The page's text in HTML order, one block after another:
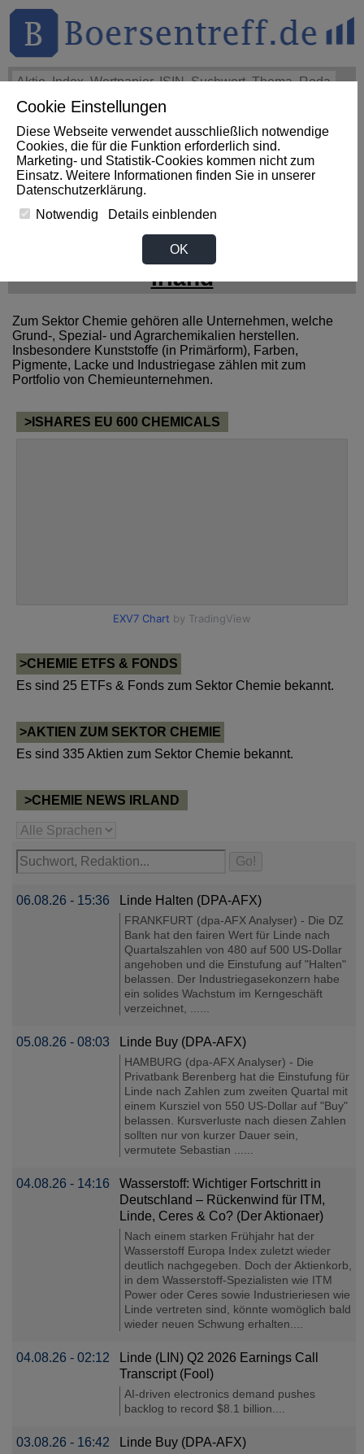
Cookie Einstellungen
Diese Webseite verwendet ausschließlich notwendige
Cookies, die für die Funktion erforderlich sind.
Marketing- und Statistik-Cookies kommen nicht zum
Einsatz. Weitere Informationen finden Sie in unserer
Datenschutzerklärung.
Notwendig
Details einblenden
OK
THEMEN HOT-STOCKS
Impact News +++ First Phosphate Corp.: First Phosphate
Announces Uplisting of American Depositary Receipt (ADR)
to Nasdaq... (Newsfile) +++ FIRST PHOSPHATE Aktie
+4,02%
News zum Sektor Chemie aus
Irland
Zum Sektor Chemie gehören alle Unternehmen, welche
Grund-, Spezial- und Agrarchemikalien herstellen.
Insbesondere Kunststoffe (in Primärform), Farben,
Pigmente, Lacke und Industriegase zählen mit zum
Portfolio von Chemieunternehmen.
>ISHARES EU 600 CHEMICALS
>CHEMIE ETFS & FONDS
Es sind 25 ETFs & Fonds zum Sektor Chemie bekannt.
>AKTIEN ZUM SEKTOR CHEMIE
Es sind 335 Aktien zum Sektor Chemie bekannt.
>CHEMIE NEWS IRLAND
06.08.26 - 15:36 Linde Halten (DPA-AFX)
FRANKFURT (dpa-AFX Analyser) - Die DZ
Bank hat den fairen Wert für Linde nach
Quartalszahlen von 480 auf 500 US-Dollar
angehoben und die Einstufung auf "Halten"
belassen. Der Industriegasekonzern habe
ein solides Wachstum im Kerngeschäft
verzeichnet, ......
05.08.26 - 08:03 Linde Buy (DPA-AFX)
HAMBURG (dpa-AFX Analyser) - Die
Privatbank Berenberg hat die Einstufung für
Linde nach Zahlen zum zweiten Quartal mit
einem Kursziel von 550 US-Dollar auf "Buy"
belassen. Kursverluste nach diesen Zahlen
sollten nur von kurzer Dauer sein,
vermutete Sebastian ......
04.08.26 - 14:16
Wasserstoff: Wichtiger Fortschritt in
Deutschland – Rückenwind für ITM,
Linde, Ceres & Co? (Der Aktionaer)
Nach einem starken Frühjahr hat der
Wasserstoff Europa Index zuletzt wieder
deutlich nachgegeben. Doch der Aktienkorb,
in dem Wasserstoff-Spezialisten wie ITM
Power oder Ceres sowie Industrieriesen wie
Linde vertreten sind, könnte womöglich bald
wieder neuen Schwung erhalten....
04.08.26 - 02:12
Linde (LIN) Q2 2026 Earnings Call
Transcript (Fool)
AI-driven electronics demand pushes
backlog to record $8.1 billion....
03.08.26 - 16:42 Linde Buy (DPA-AFX)